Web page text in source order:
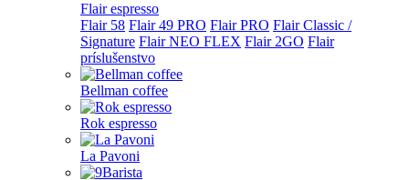
Flair espresso
Flair 58 Flair 49 PRO Flair PRO Flair Classic /
Signature Flair NEO FLEX Flair 2GO Flair
príslušenstvo
Bellman coffee
Rok espresso
La Pavoni